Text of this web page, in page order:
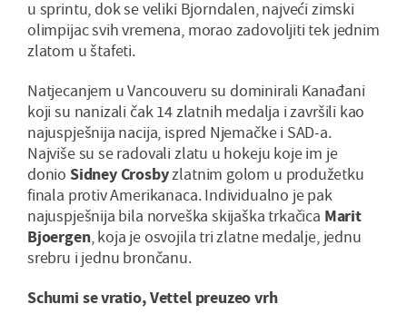
u sprintu, dok se veliki Bjorndalen, najveći zimski
olimpijac svih vremena, morao zadovoljiti tek jednim
zlatom u štafeti.
Natjecanjem u Vancouveru su dominirali Kanađani
koji su nanizali čak 14 zlatnih medalja i završili kao
najuspješnija nacija, ispred Njemačke i SAD-a.
Najviše su se radovali zlatu u hokeju koje im je
donio Sidney Crosbyzlatnim golom u produžetku
finala protiv Amerikanaca. Individualno je pak
najuspješnija bila norveška skijaška trkačica Marit
Bjoergen, koja je osvojila tri zlatne medalje, jednu
srebru i jednu brončanu.
Schumi se vratio, Vettel preuzeo vrh